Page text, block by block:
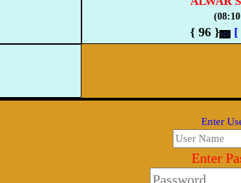
{ 96 } [
Enter
Enter